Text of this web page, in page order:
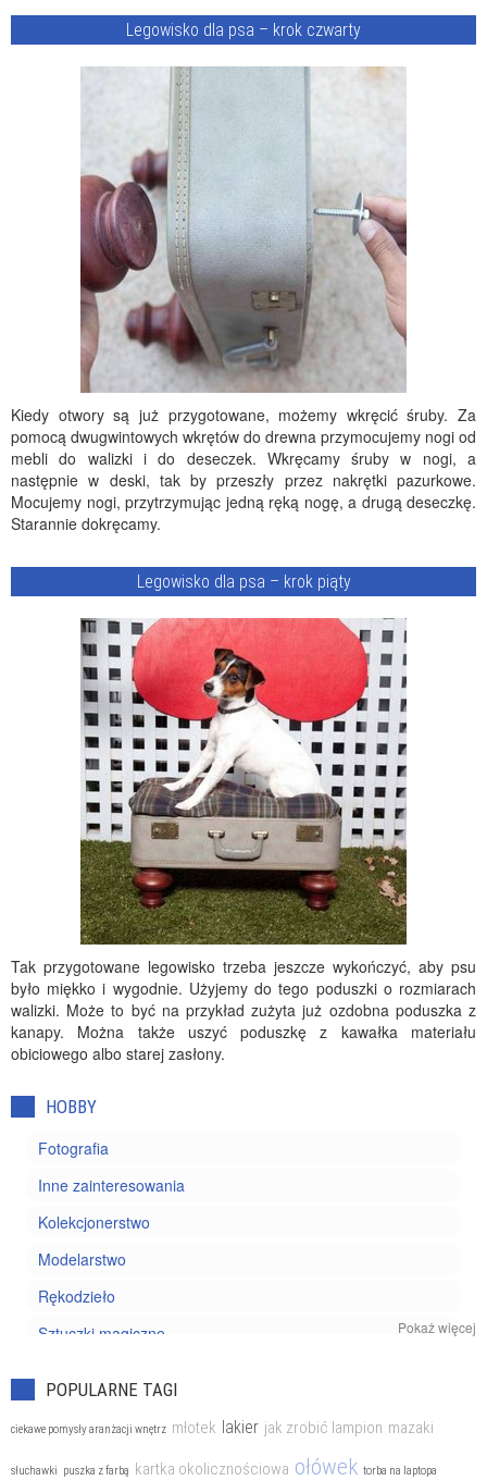
Legowisko dla psa – krok czwarty
Kiedy otwory są już przygotowane, możemy wkręcić śruby. Za
pomocą dwugwintowych wkrętów do drewna przymocujemy nogi od
mebli do walizki i do deseczek. Wkręcamy śruby w nogi, a
następnie w deski, tak by przeszły przez nakrętki pazurkowe.
Mocujemy nogi, przytrzymując jedną ręką nogę, a drugą deseczkę.
Starannie dokręcamy.
Legowisko dla psa – krok piąty
Tak przygotowane legowisko trzeba jeszcze wykończyć, aby psu
było miękko i wygodnie. Użyjemy do tego poduszki o rozmiarach
walizki. Może to być na przykład zużyta już ozdobna poduszka z
kanapy. Można także uszyć poduszkę z kawałka materiału
obiciowego albo starej zasłony.
HOBBY
Fotografia
Inne zainteresowania
Kolekcjonerstwo
Modelarstwo
Rękodzieło
Sztuczki magiczne
Pokaż więcej
POPULARNE TAGI
ciekawe pomysły aranżacji wnętrz młotek lakier jak zrobić lampion mazaki
słuchawki puszka z farbą kartka okolicznościowa ołówek torba na laptopa